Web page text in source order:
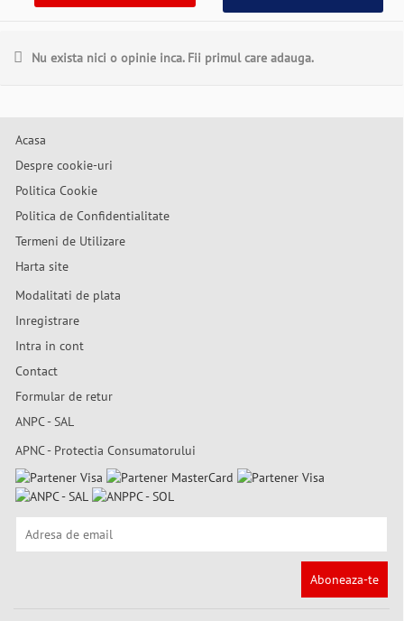
Nu exista nici o opinie inca. Fii primul care adauga.
Acasa
Despre cookie-uri
Politica Cookie
Politica de Confidentialitate
Termeni de Utilizare
Harta site
Modalitati de plata
Inregistrare
Intra in cont
Contact
Formular de retur
ANPC - SAL
APNC - Protectia Consumatorului
Aboneaza-te